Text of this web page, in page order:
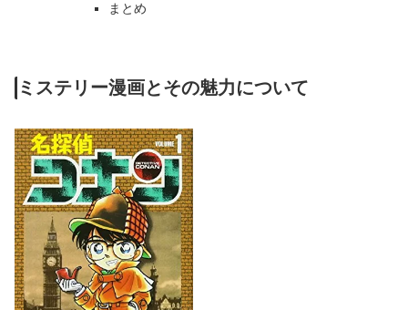
まとめ
ミステリー漫画とその魅力について